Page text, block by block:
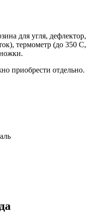
для угля, дефлектор,
термометр (до 350 С,
приобрести отдельно.